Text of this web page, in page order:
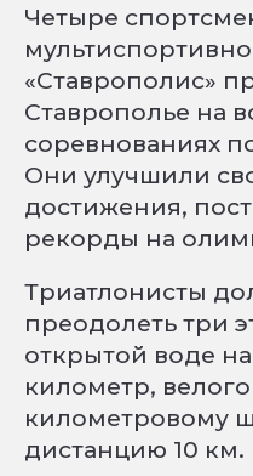
Четыре
«Ставрополис»
Ставрополье на
соревнованиях
Они улучшили
достижения,
рекорды на
Триатлонисты
преодолеть три
открытой воде
километр,
километровому
дистанцию 10 км.